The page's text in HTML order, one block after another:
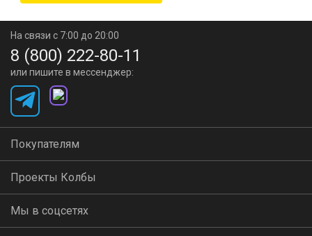
На связи с 7:00 до 20:00
8 (800) 222-80-11
или пишите в мессенджер:
Покупателям
Проекты Колбы
Мы в соцсетях